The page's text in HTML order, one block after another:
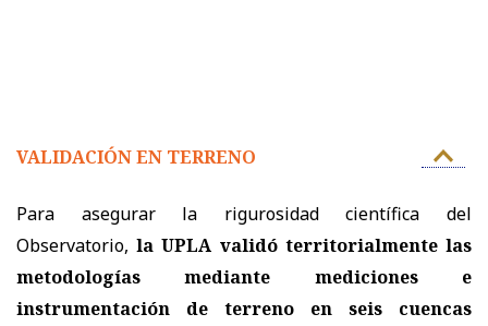
VALIDACIÓN EN TERRENO
Para asegurar la rigurosidad científica del
Observatorio, la UPLA validó territorialmente las
metodologías mediante mediciones e
instrumentación de terreno en seis cuencas